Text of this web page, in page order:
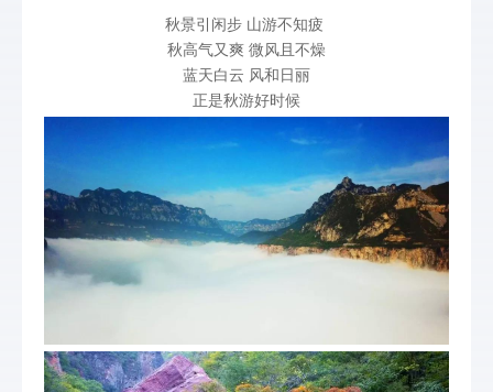
秋景引闲步 山游不知疲
秋高气又爽 微风且不燥
蓝天白云 风和日丽
正是秋游好时候